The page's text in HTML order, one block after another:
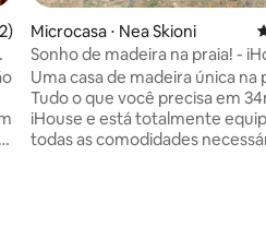
avaliação média de 5, 52
Microcasa ⋅ Nea Skioni
Sonho de madeira na praia! -
Uma casa de madeira única na
Tudo o que você precisa em
iHouse e está totalmente
todas as comodidades